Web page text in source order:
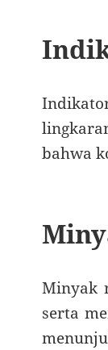
bahwa
Minyak
serta